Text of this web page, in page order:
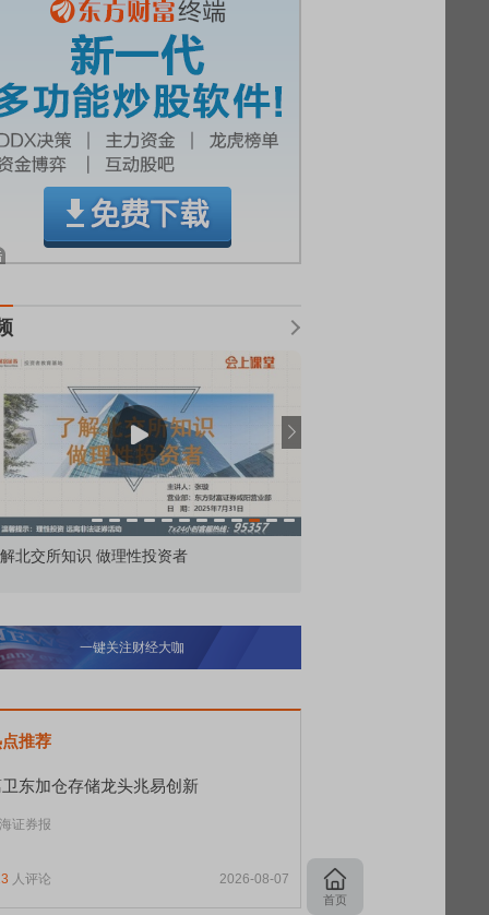
委托那么多种，究竟怎么用？
一键关注财经大咖
推荐
东加仓存储龙头兆易创新
证券报
人评论 2026-08-07
首页